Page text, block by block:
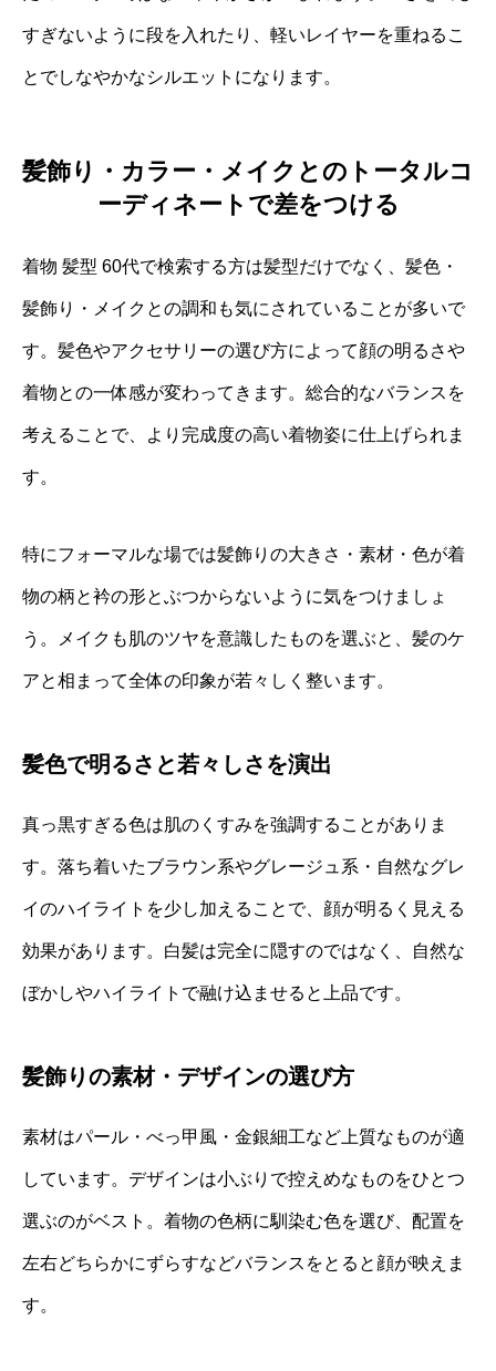
すぎないように段を入れたり、軽いレイヤーを重ねるこ
とでしなやかなシルエットになります。
髪飾り・カラー・メイクとのトータルコ
ーディネートで差をつける
着物 髪型 60代で検索する方は髪型だけでなく、髪色・
髪飾り・メイクとの調和も気にされていることが多いで
す。髪色やアクセサリーの選び方によって顔の明るさや
着物との一体感が変わってきます。総合的なバランスを
考えることで、より完成度の高い着物姿に仕上げられま
す。
特にフォーマルな場では髪飾りの大きさ・素材・色が着
物の柄と衿の形とぶつからないように気をつけましょ
う。メイクも肌のツヤを意識したものを選ぶと、髪のケ
アと相まって全体の印象が若々しく整います。
髪色で明るさと若々しさを演出
真っ黒すぎる色は肌のくすみを強調することがありま
す。落ち着いたブラウン系やグレージュ系・自然なグレ
イのハイライトを少し加えることで、顔が明るく見える
効果があります。白髪は完全に隠すのではなく、自然な
ぼかしやハイライトで融け込ませると上品です。
髪飾りの素材・デザインの選び方
素材はパール・べっ甲風・金銀細工など上質なものが適
しています。デザインは小ぶりで控えめなものをひとつ
選ぶのがベスト。着物の色柄に馴染む色を選び、配置を
左右どちらかにずらすなどバランスをとると顔が映えま
す。